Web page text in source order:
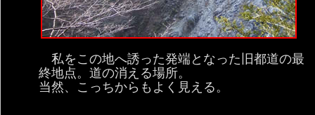
私をこの地へ誘った発端となった旧都道の最
終地点。道の消える場所。
当然、こっちからもよく見える。